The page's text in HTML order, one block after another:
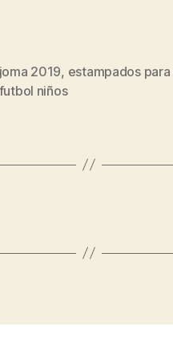
2019, estampados
niños